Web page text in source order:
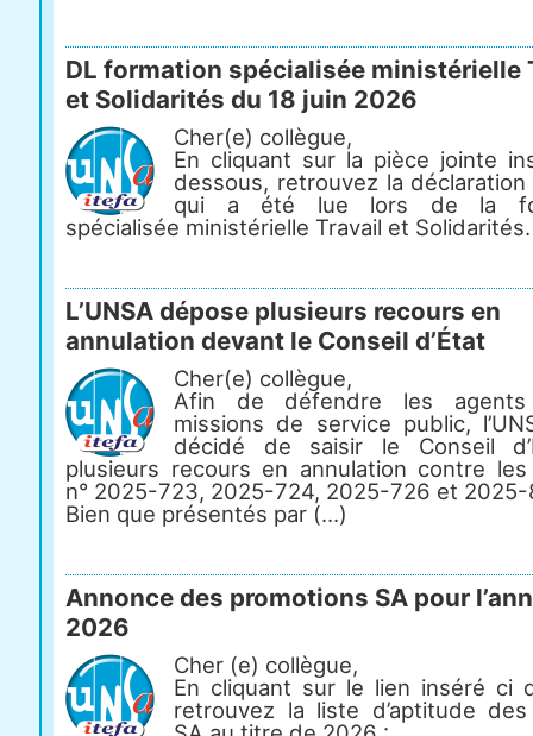
DL formation spécialisée ministérielle
et Solidarités du 18 juin 2026
Cher(e) collègue,
En cliquant sur la pièce jointe
dessous, retrouvez la déclaration
qui a été lue lors de la
spécialisée ministérielle Travail et Solidarités.
L’UNSA dépose plusieurs recours en
annulation devant le Conseil d’État
Cher(e) collègue,
Afin de défendre les
missions de service public,
décidé de saisir le Conseil
plusieurs recours en annulation contre
n° 2025-723, 2025-724, 2025-726 et 2025-
Bien que présentés par (...)
Annonce des promotions SA pour
2026
Cher (e) collègue,
En cliquant sur le lien inséré ci
retrouvez la liste d’aptitude